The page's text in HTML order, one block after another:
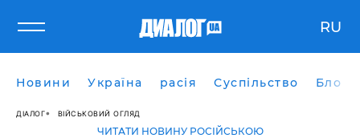
RU
Новини Україна расія Суспільство Блоги
ДІАЛОГ ВІЙСЬКОВИЙ ОГЛЯД
ЧИТАТИ НОВИНУ РОСІЙСЬКОЮ